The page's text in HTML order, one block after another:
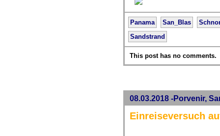
Panama San_Blas
Sandstrand
This post has no comments.
08.03.2018 -Porvenir,
Einreiseversuch